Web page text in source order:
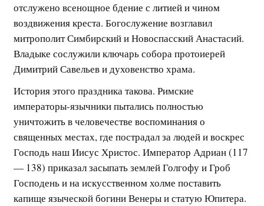
отслужено всенощное бдение с литией и чином
воздвижения креста. Богослужение возглавил
митрополит Симбирский и Новоспасский Анастасий.
Владыке сослужили ключарь собора протоиерей
Димитрий Савельев и духовенство храма.
История этого праздника такова. Римские
императоры-язычники пытались полностью
уничтожить в человечестве воспоминания о
священных местах, где пострадал за людей и воскрес
Господь наш Иисус Христос. Император Адриан (117
— 138) приказал засыпать землей Голгофу и Гроб
Господень и на искусственном холме поставить
капище языческой богини Венеры и статую Юпитера.